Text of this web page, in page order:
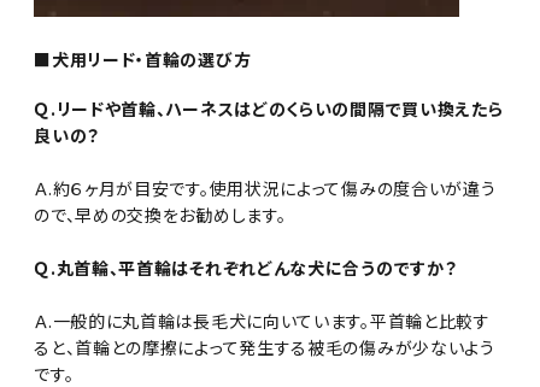
■犬用リード・首輪の選び方
Ｑ.リードや首輪、ハーネスはどのくらいの間隔で買い換えたら
良いの？
Ａ.約６ヶ月が目安です。使用状況によって傷みの度合いが違う
ので、早めの交換をお勧めします。
Ｑ.丸首輪、平首輪はそれぞれどんな犬に合うのですか？
Ａ.一般的に丸首輪は長毛犬に向いています。平首輪と比較す
ると、首輪との摩擦によって発生する被毛の傷みが少ないよう
です。